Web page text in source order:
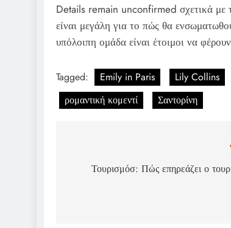
Details remain unconfirmed σχετικά με
είναι μεγάλη για το πώς θα
υπόλοιπη ομάδα είναι έτοιμοι να
Tagged: Emily in Paris Lily Collins
ρομαντική κομεντί
Σαντορίνη
navigation
Τουρισμόσ: Πώς επηρεάζει ο